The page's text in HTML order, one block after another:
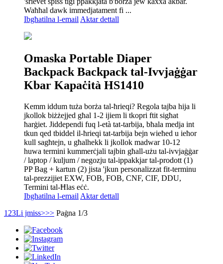
Waħħal dawk immedjatament fi ...
Ibgħatilna l-email Aktar dettall
Omaska ​​Portable Diaper
Backpack Backpack tal-Ivvjaġġar
Kbar Kapaċità HS1410
Kemm iddum tuża borża tal-ħrieqi? Regola tajba hija li
jkollok biżżejjed għal 1-2 ijiem li tkopri ftit sigħat
ħarġiet. Jiddependi fuq l-età tat-tarbija, bħala medja int
tkun qed tbiddel il-ħrieqi tat-tarbija bejn wieħed u ieħor
kull sagħtejn, u għalhekk li jkollok madwar 10-12
huwa termini kummerċjali tajbin għall-użu tal-ivvjaġġar
/ laptop / kuljum / negozju tal-ippakkjar tal-prodott (1)
PP Bag + kartun (2) jista 'jkun personalizzat fit-terminu
tal-prezzijiet EXW, FOB, FOB, CNF, CIF, DDU,
Termini tal-Ħlas eċċ.
Ibgħatilna l-email Aktar dettall
1 23Li jmiss>>> Paġna 1/3